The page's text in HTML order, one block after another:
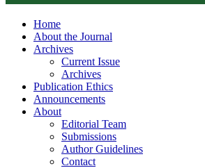
Home
About the Journal
Archives
Current Issue
Archives
Publication Ethics
Announcements
About
Editorial Team
Submissions
Author Guidelines
Contact